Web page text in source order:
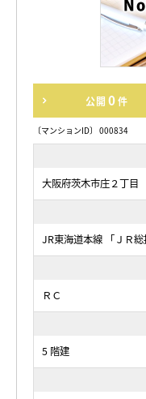
公開 0件
〔マンションID〕 000834
大阪府茨木市庄２丁目
JR東海道本線 「ＪＲ
ＲＣ
5 階建